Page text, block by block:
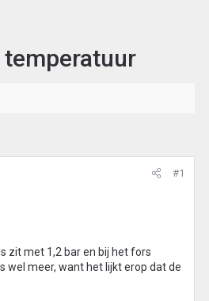
#1
zit met 1,2 bar en bij het fors
wel meer, want het lijkt erop dat de